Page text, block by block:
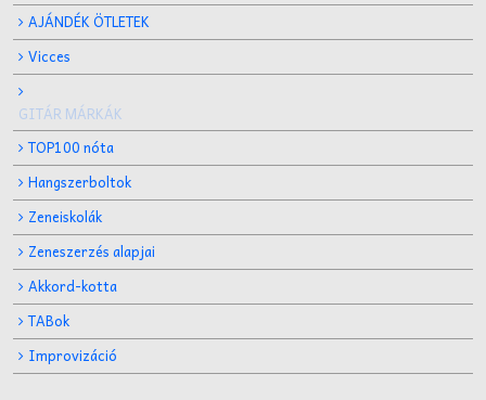
AJÁNDÉK ÖTLETEK
Vicces
GITÁR MÁRKÁK
TOP100 nóta
Hangszerboltok
Zeneiskolák
Zeneszerzés alapjai
Akkord-kotta
TABok
Improvizáció